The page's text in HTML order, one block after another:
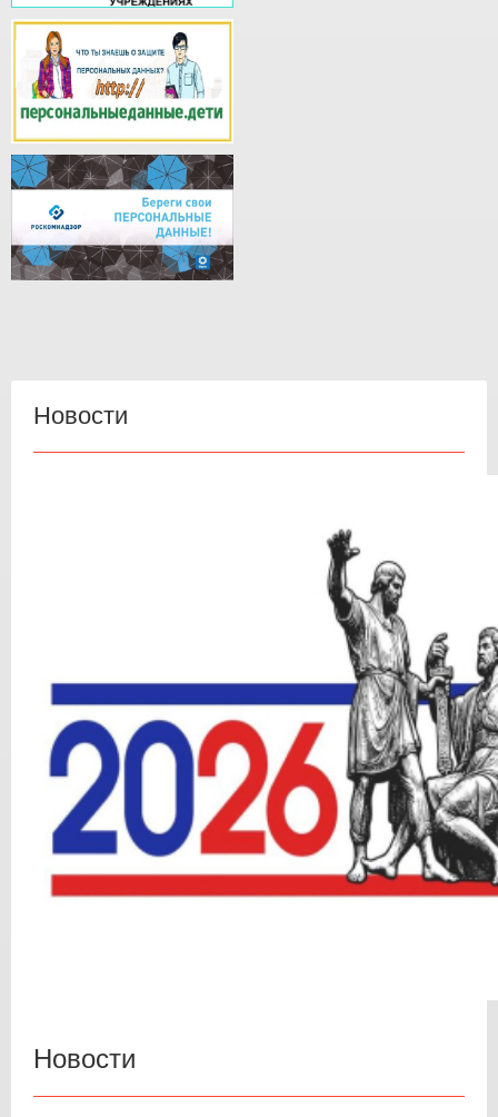
Новости
Новости